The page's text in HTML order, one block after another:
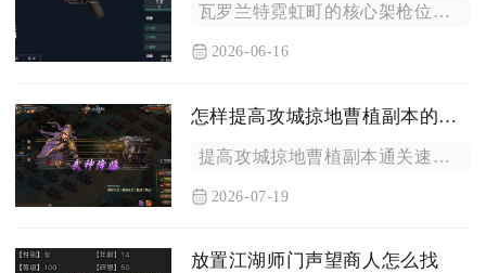
瓦罗兰特霓虹町的核心架枪位集中在A区二楼（铁板/阳台）、B区...
2026-06-16
怎样提高攻城掠地曹植副本的通关速度
提高攻城掠地曹植副本通关速度，核心在于顶配硬件+精准排阵+卡...
2026-07-19
放置江湖师门声望商人怎么找